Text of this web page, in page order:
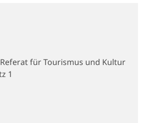
Referat für Tourismus und Kultur
1